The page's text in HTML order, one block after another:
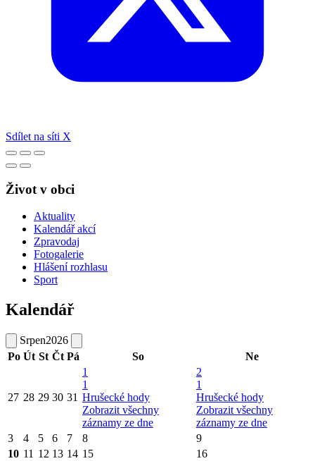
Sdílet na síti X
Život v obci
Aktuality
Kalendář akcí
Zpravodaj
Fotogalerie
Hlášení rozhlasu
Sport
Kalendář
Srpen2026
Po Út St Čt Pá So Ne
27 28 29 30 31
1
1
Hrušecké hody
Zobrazit všechny
záznamy ze dne
2
1
Hrušecké hody
Zobrazit všechny
záznamy ze dne
3
4 5 6 7 8
9
10 11 12 13 14 15
16